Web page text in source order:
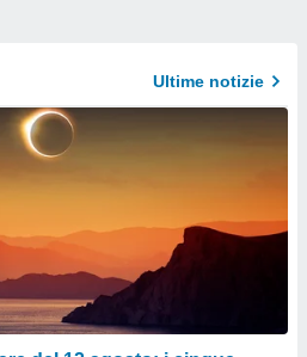
Ultime notizie